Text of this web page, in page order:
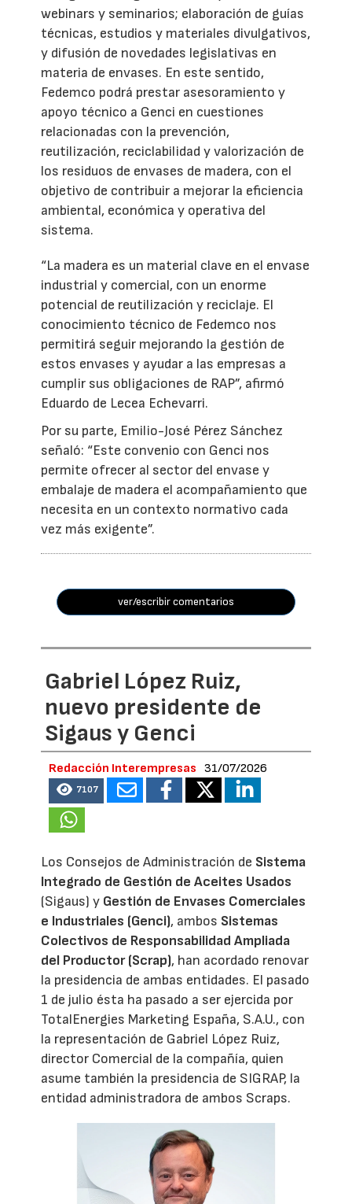
webinars y seminarios; elaboración de guías
técnicas, estudios y materiales divulgativos,
y difusión de novedades legislativas en
materia de envases. En este sentido,
Fedemco podrá prestar asesoramiento y
apoyo técnico a Genci en cuestiones
relacionadas con la prevención,
reutilización, reciclabilidad y valorización de
los residuos de envases de madera, con el
objetivo de contribuir a mejorar la eficiencia
ambiental, económica y operativa del
sistema.
“La madera es un material clave en el envase
industrial y comercial, con un enorme
potencial de reutilización y reciclaje. El
conocimiento técnico de Fedemco nos
permitirá seguir mejorando la gestión de
estos envases y ayudar a las empresas a
cumplir sus obligaciones de RAP”, afirmó
Eduardo de Lecea Echevarri.
Por su parte, Emilio-José Pérez Sánchez
señaló: “Este convenio con Genci nos
permite ofrecer al sector del envase y
embalaje de madera el acompañamiento que
necesita en un contexto normativo cada
vez más exigente”.
ver/escribir comentarios
Gabriel López Ruiz,
nuevo presidente de
Sigaus y Genci
Redacción Interempresas 31/07/2026
7107
Los Consejos de Administración de Sistema
Integrado de Gestión de Aceites Usados
(Sigaus) y Gestión de Envases Comerciales
e Industriales (Genci), ambos Sistemas
Colectivos de Responsabilidad Ampliada
del Productor (Scrap), han acordado renovar
la presidencia de ambas entidades. El pasado
1 de julio ésta ha pasado a ser ejercida por
TotalEnergies Marketing España, S.A.U., con
la representación de Gabriel López Ruiz,
director Comercial de la compañía, quien
asume también la presidencia de SIGRAP, la
entidad administradora de ambos Scraps.